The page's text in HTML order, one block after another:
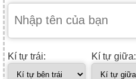
Kí tự trái: Kí tự giữa: